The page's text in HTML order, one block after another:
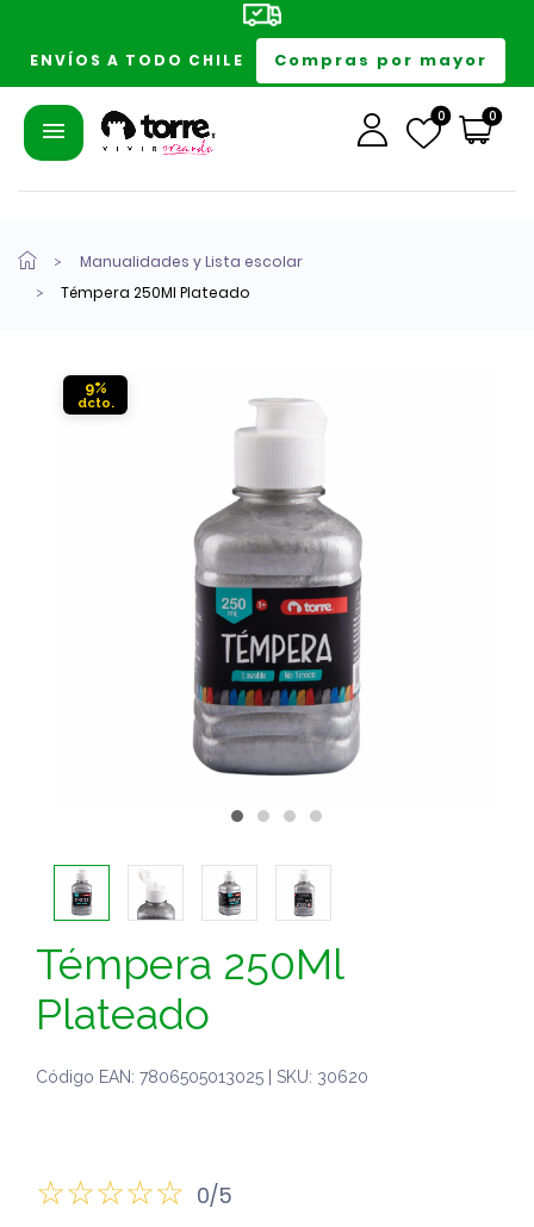
ENVÍOS A TODO CHILE Compras por mayor
0 0
Manualidades y Lista escolar
Témpera 250Ml Plateado
9%
Témpera 250Ml
Plateado
Código EAN: 7806505013025 | SKU: 30620
0/5